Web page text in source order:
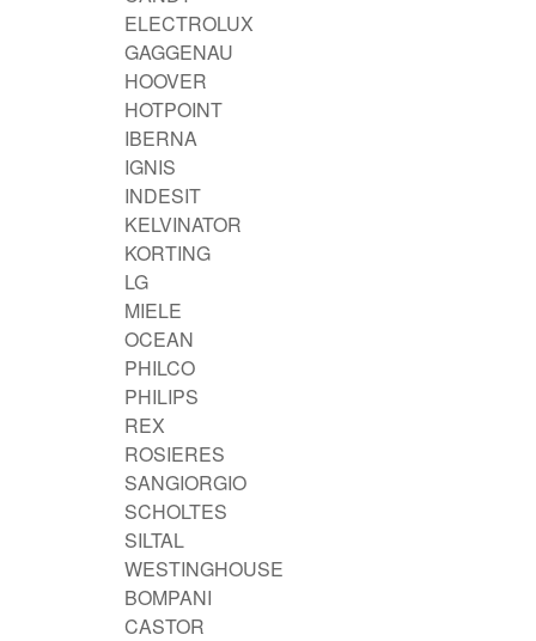
ELECTROLUX
GAGGENAU
HOOVER
HOTPOINT
IBERNA
IGNIS
INDESIT
KELVINATOR
KORTING
LG
MIELE
OCEAN
PHILCO
PHILIPS
REX
ROSIERES
SANGIORGIO
SCHOLTES
SILTAL
WESTINGHOUSE
BOMPANI
CASTOR